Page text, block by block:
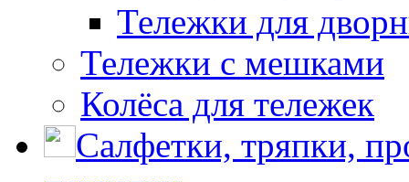
Тележки для
Тележки с мешками
Колёса для тележек
Салфетки, тряпки,